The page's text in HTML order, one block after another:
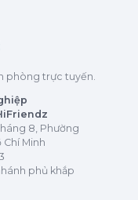
phòng trực tuyến.
8, Phường
Chí Minh
phủ khắp